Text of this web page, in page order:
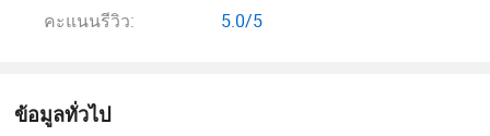
ใหม่ๆ
คะแนนรีวิว:
5.0/5
ข้อมูลทั่วไป